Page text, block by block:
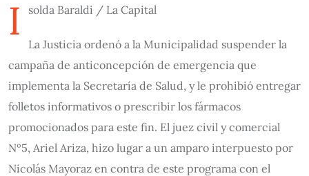
I solda Baraldi / La Capital
La Justicia ordenó a la Municipalidad suspender la
campaña de anticoncepción de emergencia que
implementa la Secretaría de Salud, y le prohibió entregar
folletos informativos o prescribir los fármacos
promocionados para este fin. El juez civil y comercial
Nº5, Ariel Ariza, hizo lugar a un amparo interpuesto por
Nicolás Mayoraz en contra de este programa con el